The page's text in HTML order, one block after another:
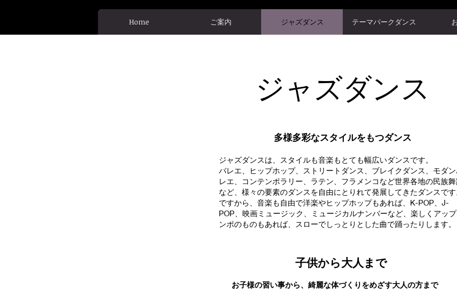
Home ご案内 ジャズダンス テーマパークダンス
​ジャズダンス
​多様多彩なスタイルをもつダンス
ジャズダンスは、スタイルも音楽もとても幅広いダンスです。
バレエ、ヒップホップ、ストリートダンス、ブレイクダンス、モダ
レエ、コンテンポラリー、ラテン、フラメンコなど世界各地の民族
など、様々の要素のダンスを自由にとりれて発展してきたダンスです
ですから、音楽も自由で洋楽やヒップホップもあれば、K-POP、J-
POP、映画ミュージック、ミュージカルナンバーなど、楽しくアッ
ンポのものもあれば、スローでしっとりとした曲で踊ったりします。
​子供から大人まで
​お子様の習い事から、綺麗な体づくりをめざす大人の方まで